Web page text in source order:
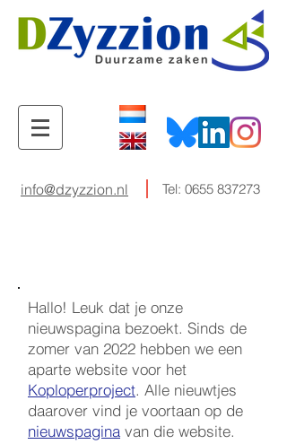
info@dzyzzion.nl Tel: 0655 837273
Hallo! Leuk dat je onze
nieuwspagina bezoekt. Sinds de
zomer van 2022 hebben we een
aparte website voor het
Koploperproject. Alle nieuwtjes
daarover vind je voortaan op de
nieuwspagina van die website.